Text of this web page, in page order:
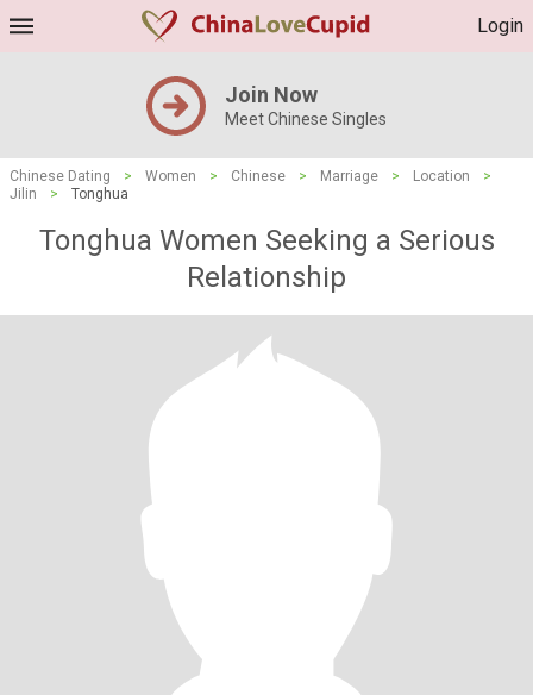
Login
Join Now
Meet Chinese Singles
Chinese Dating > Women > Chinese > Marriage > Location
>
Jilin
> Tonghua
Tonghua Women Seeking a Serious
Relationship